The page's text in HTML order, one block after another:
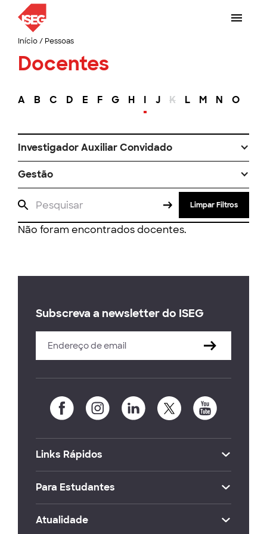
Início/ Pessoas
Docentes
A B C D E F G H I J K L M N O
Investigador Auxiliar Convidado
Gestão
Limpar Filtros
Não foram encontrados docentes.
Subscreva a newsletter do ISEG
Links Rápidos
Para Estudantes
Atualidade